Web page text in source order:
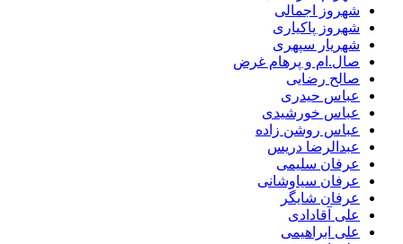
شهروز اجمالی
شهروز پاکیاری
شهریار سپهری
صال.ام و پرهام غرض
صالح رضایی
عباس حیدری
عباس خورشیدی
عباس روشن زاده
عبدالرضا دریس
عرفان سلیمی
عرفان سیاوشانی
عرفان شایگر
علی آقادادی
علی ابراهیمی